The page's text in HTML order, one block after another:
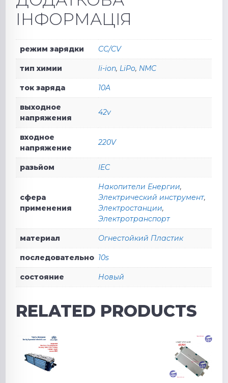
ІНФОРМАЦІЯ
режим зарядки CC/CV
тип химии li-ion, LiPo, NMC
ток заряда 10A
выходное
напряжения
42v
входное
напряжение
220V
разьйом IEC
сфера
применения
Накопители Енергии,
Электрический инструмент,
Электростанции,
Электротранспорт
материал Огнестойкий Пластик
последовательно 10s
состояние Новый
RELATED PRODUCTS